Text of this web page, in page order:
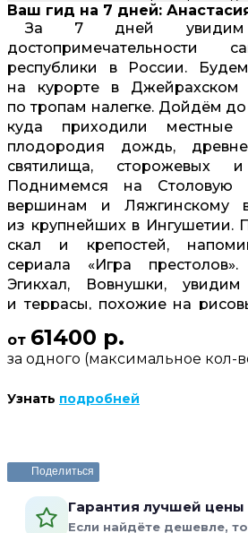
Ваш гид на 7 дней:
За 7 дней увидим
достопримечательности
республики в России.
на курорте в
по тропам налегке. Дойдём
куда приходили
плодородия дождь,
святилища,
Поднимемся на
вершинам и Ляжгинскому
из крупнейших в Ингушетии.
скал и крепостей,
сериала «Игра
Эгикхал, Вовнушки,
и террасы, похожие на
с видом на Главный
и у водопада, которым
новичков и детей от 7 лет.
от 61400 р.
за одного (максимальное кол-
Узнать подробней
Поделиться
Гарантия лучшей цены
Если найдёте дешевле,